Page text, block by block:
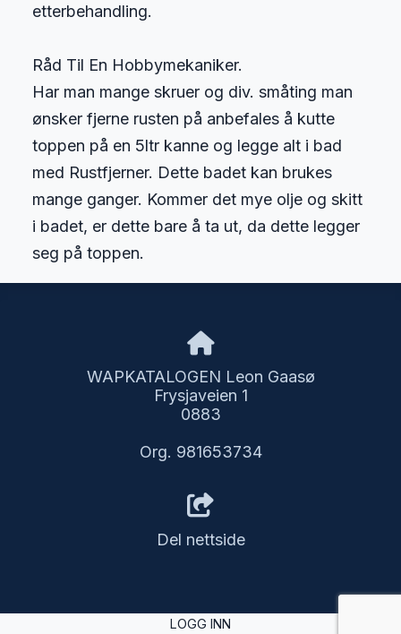
etterbehandling.
Råd Til En Hobbymekaniker.
Har man mange skruer og div. småting man
ønsker fjerne rusten på anbefales å kutte
toppen på en 5ltr kanne og legge alt i bad
med Rustfjerner. Dette badet kan brukes
mange ganger. Kommer det mye olje og skitt
i badet, er dette bare å ta ut, da dette legger
seg på toppen.
WAPKATALOGEN Leon Gaasø
Frysjaveien 1
0883
Org. 981653734
Del nettside
LOGG INN